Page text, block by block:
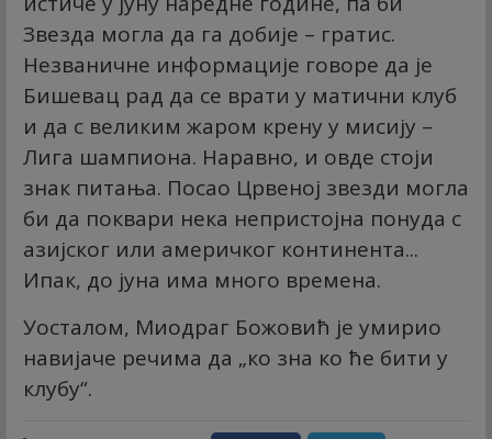
Звезда могла да га добије – гратис.
Незваничне информације говоре да је
Бишевац рад да се врати у матични клуб
и да с великим жаром крену у мисију –
Лига шампиона. Наравно, и овде стоји
знак питања. Посао Црвеној звезди могла
би да поквари нека непристојна понуда с
азијског или америчког континента...
Ипак, до јуна има много времена.
Уосталом, Миодраг Божовић је умирио
навијаче речима да „ко зна ко ће бити у
клубу“.